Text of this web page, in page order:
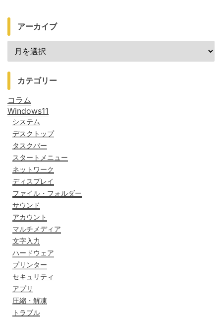
アーカイブ
カテゴリー
コラム
Windows11
システム
デスクトップ
タスクバー
スタートメニュー
ネットワーク
ディスプレイ
ファイル・フォルダー
サウンド
アカウント
マルチメディア
文字入力
ハードウェア
プリンター
セキュリティ
アプリ
圧縮・解凍
トラブル